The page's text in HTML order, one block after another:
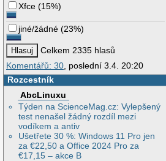
Xfce (15%)
jiné/žádné (23%)
Celkem 2335 hlasů
Komentářů: 30, poslední 3.4. 20:20
Rozcestník
AbcLinuxu
Týden na ScienceMag.cz: Vylepšený
test nenašel žádný rozdíl mezi
vodíkem a antiv
Ušetřete 30 %: Windows 11 Pro jen
za €22,50 a Office 2024 Pro za
€17,15 – akce B